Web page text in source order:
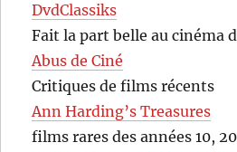
DvdClassiks
Fait la part belle au cinéma
Abus de Ciné
Critiques de films récents
Ann Harding’s Treasures
films rares des années 10,